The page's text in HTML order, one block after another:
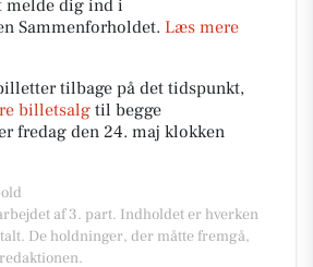
melde dig ind i
Sammenforholdet. Læs mere
tilbage på det tidspunkt,
billetsalgtil begge
fredag den 24. maj klokken
af 3. part. Indholdet er hverken
De holdninger, der måtte fremgå,